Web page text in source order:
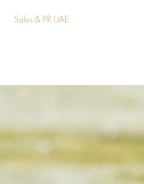
Sales & PR UAE